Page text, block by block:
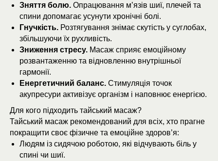
Зняття болю. Опрацювання м’язів шиї, плечей та
спини допомагає усунути хронічні болі.
Гнучкість. Розтягування знімає скутість у суглобах,
збільшуючи їх рухливість.
Зниження стресу. Масаж сприяє емоційному
розвантаженню та відновленню внутрішньої
гармонії.
Енергетичний баланс. Стимуляція точок
акупресури активізує організм і наповнює енергією.
Для кого підходить тайський масаж?
Тайський масаж рекомендований для всіх, хто прагне
покращити своє фізичне та емоційне здоров’я:
Людям із сидячою роботою, які відчувають біль у
спині чи шиї.